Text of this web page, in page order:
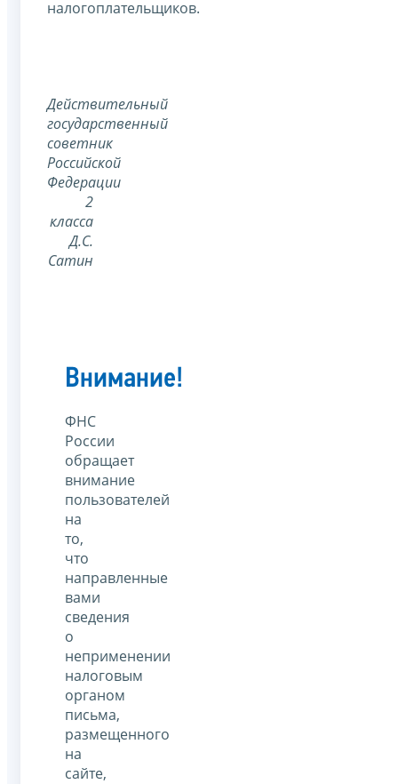
налогоплательщиков.
Действительный
государственный
советник
Российской
Федерации
2
класса
Д.С.
Сатин
Внимание!
ФНС
России
обращает
внимание
пользователей
на
то,
что
направленные
вами
сведения
о
неприменении
налоговым
органом
письма,
размещенного
на
сайте,